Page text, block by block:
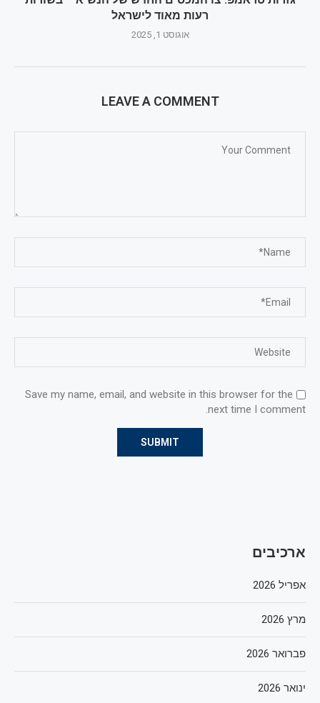
רעות מאוד לישראל
אוגוסט 1, 2025
LEAVE A COMMENT
Save my name, email, and website in this browser for the
next time I comment.
ארכיבים
אפריל 2026
מרץ 2026
פברואר 2026
ינואר 2026